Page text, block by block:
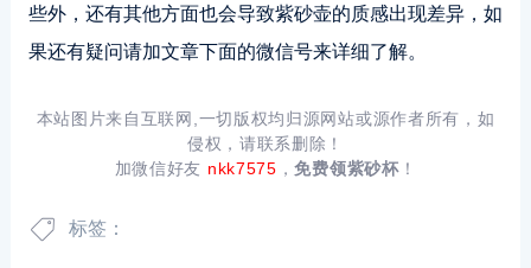
些外，还有其他方面也会导致紫砂壶的质感出现差异，如
果还有疑问请加文章下面的微信号来详细了解。
本站图片来自互联网,一切版权均归源网站或源作者所有，如
侵权，请联系删除！
加微信好友 nkk7575 ，免费领紫砂杯！
标签：